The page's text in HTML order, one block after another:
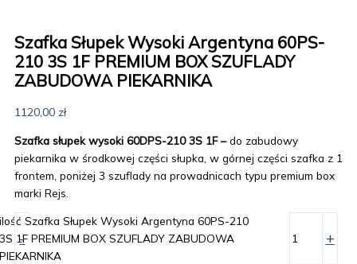
Szafka Słupek Wysoki Argentyna 60PS-
210 3S 1F PREMIUM BOX SZUFLADY
ZABUDOWA PIEKARNIKA
1120,00 zł
Szafka słupek wysoki 60DPS-210 3S 1F –do zabudowy
piekarnika w środkowej części słupka, w górnej części szafka z 1
frontem, poniżej 3 szuflady na prowadnicach typu premium box
marki Rejs.
-
Szafka Słupek Wysoki Argentyna 60PS-210
1F PREMIUM BOX SZUFLADY ZABUDOWA
+